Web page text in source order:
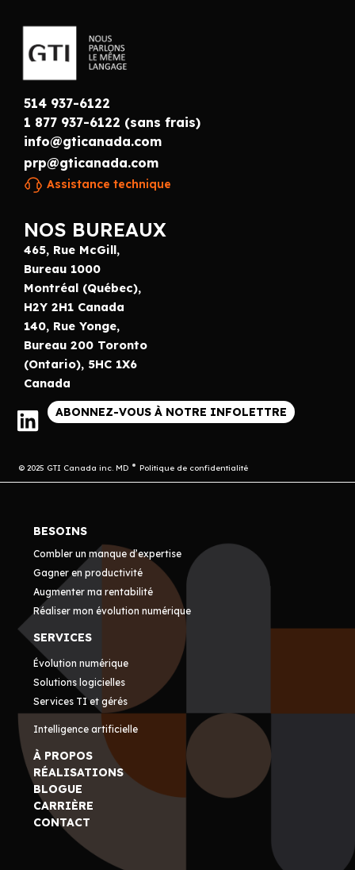
514 937-6122
1 877 937-6122 (sans frais)
info@gticanada.com
prp@gticanada.com
Assistance technique
NOS BUREAUX
465, Rue McGill,
Bureau 1000
Montréal (Québec),
H2Y 2H1 Canada
140, Rue Yonge,
Bureau 200 Toronto
(Ontario), 5HC 1X6
Canada
ABONNEZ-VOUS À NOTRE INFOLETTRE
© 2025 GTI Canada inc. MD Politique de confidentialité
BESOINS
Combler un manque d’expertise
Gagner en productivité
Augmenter ma rentabilité
Réaliser mon évolution numérique
SERVICES
Évolution numérique
Solutions logicielles
Services TI et gérés
Intelligence artificielle
À PROPOS
RÉALISATIONS
BLOGUE
CARRIÈRE
CONTACT